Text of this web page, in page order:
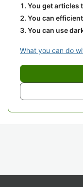
You get articles
You can
You can use
What you can do